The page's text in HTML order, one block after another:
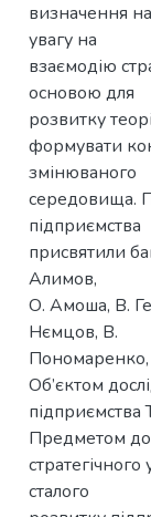
визначення
увагу на
взаємодію
основою для
розвитку
формувати
змінюваного
середовища.
підприємства
присвятили
Алимов,
О. Амоша, В.
Нємцов, В.
Об’єктом
підприємства
Предметом
сталого